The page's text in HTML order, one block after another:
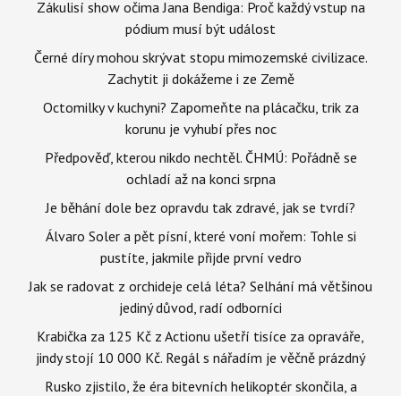
Zákulisí show očima Jana Bendiga: Proč každý vstup na
pódium musí být událost
Černé díry mohou skrývat stopu mimozemské civilizace.
Zachytit ji dokážeme i ze Země
Octomilky v kuchyni? Zapomeňte na plácačku, trik za
korunu je vyhubí přes noc
Předpověď, kterou nikdo nechtěl. ČHMÚ: Pořádně se
ochladí až na konci srpna
Je běhání dole bez opravdu tak zdravé, jak se tvrdí?
Álvaro Soler a pět písní, které voní mořem: Tohle si
pustíte, jakmile přijde první vedro
Jak se radovat z orchideje celá léta? Selhání má většinou
jediný důvod, radí odborníci
Krabička za 125 Kč z Actionu ušetří tisíce za opraváře,
jindy stojí 10 000 Kč. Regál s nářadím je věčně prázdný
Rusko zjistilo, že éra bitevních helikoptér skončila, a